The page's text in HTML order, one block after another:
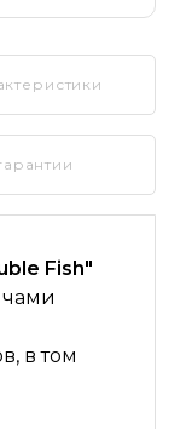
Fish"
в том